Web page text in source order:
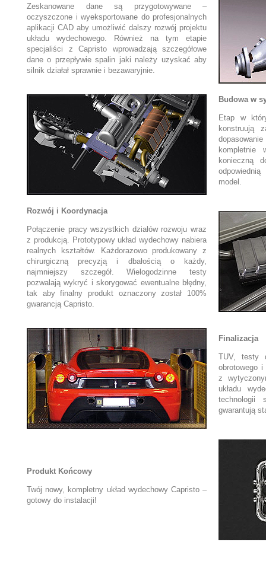
Zeskanowane dane są przygotowywane –
oczyszczone i wyeksportowane do profesjonalnych
aplikacji CAD aby umożliwić dalszy rozwój projektu
układu wydechowego. Również na tym etapie
specjaliści z Capristo wprowadzają szczegółowe
dane o przepływie spalin jaki należy uzyskać aby
silnik działał sprawnie i bezawaryjnie.
Budowa w
Etap w
konstruują
kompletnie
konieczną
model.
Rozwój i Koordynacja
Połączenie pracy wszystkich działów rozwoju wraz
z produkcją. Prototypowy układ wydechowy nabiera
realnych kształtów. Każdorazowo produkowany z
chirurgiczną precyzją i dbałością o każdy,
najmniejszy szczegół. Wielogodzinne testy
pozwalają wykryć i skorygować ewentualne błędny,
tak aby finalny produkt oznaczony został 100%
gwarancją Capristo.
Finalizacja
TUV, testy
obrotowego
z
układu
technologii
gwarantują
Produkt Końcowy
Twój nowy, kompletny układ wydechowy Capristo –
gotowy do instalacji!